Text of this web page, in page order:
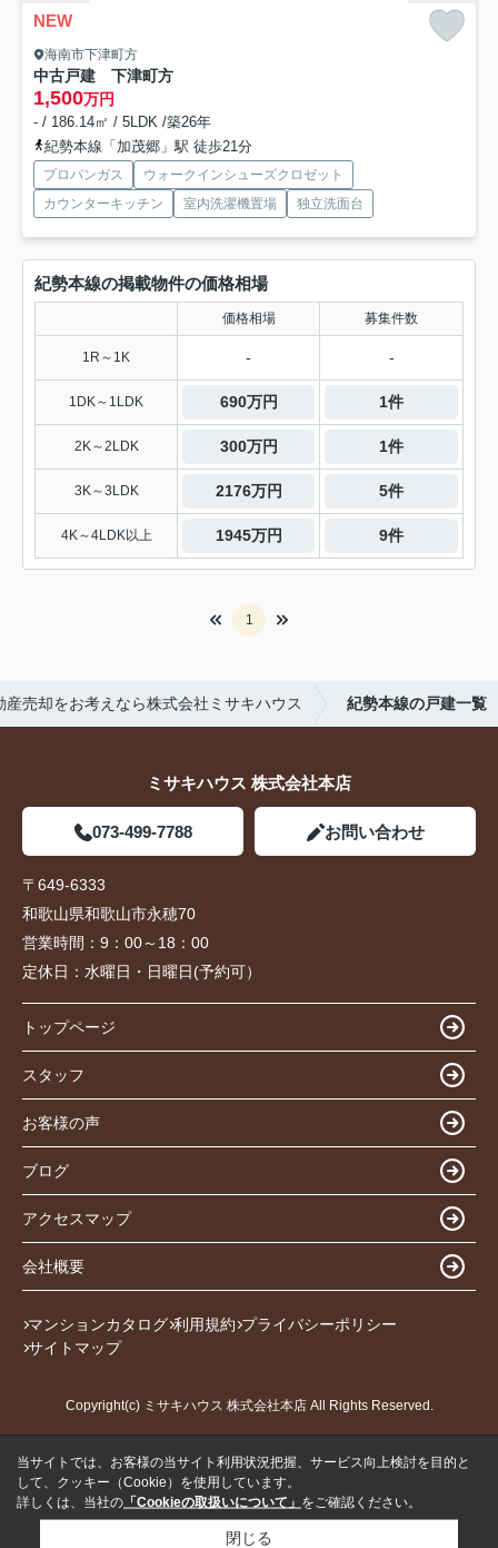
NEW
海南市下津町方
中古戸建 下津町方
1,500万円
- / 186.14㎡ / 5LDK /築26年
紀勢本線「加茂郷」駅 徒歩21分
プロパンガス
ウォークインシューズクロゼット
カウンターキッチン
室内洗濯機置場 独立洗面台
紀勢本線の掲載物件の価格相場
価格相場 募集件数
1R～1K - -
1DK～1LDK 690万円 1件
2K～2LDK 300万円 1件
3K～3LDK 2176万円 5件
4K～4LDK以上 1945万円 9件
1
産売却をお考えなら株式会社ミサキハウス 紀勢本線の戸建一覧
ミサキハウス 株式会社本店
073-499-7788 お問い合わせ
〒649-6333
和歌山県和歌山市永穂70
営業時間： 9：00～18：00
定休日： 水曜日・日曜日(予約可）
トップページ
スタッフ
お客様の声
ブログ
アクセスマップ
会社概要
マンションカタログ 利用規約 プライバシーポリシー
サイトマップ
Copyright(c) ミサキハウス 株式会社本店 All Rights Reserved.
当サイトでは、お客様の当サイト利用状況把握、サービス向上検討を目的と
して、クッキー（Cookie）を使用しています。
詳しくは、当社の 「Cookieの取扱いについて」 をご確認ください。
閉じる